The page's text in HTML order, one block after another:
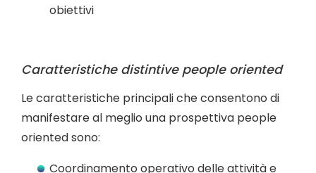
obiettivi
Caratteristiche distintive people oriented
Le caratteristiche principali che consentono di
manifestare al meglio una prospettiva people
oriented sono:
Coordinamento operativo delle attività e